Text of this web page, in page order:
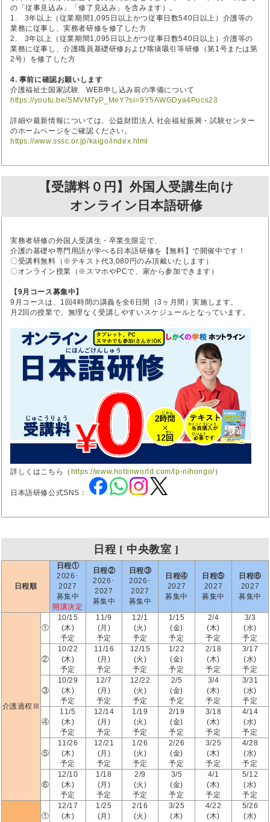
の「従事見込み」「修了見込み」を含みます）。
1. 3年以上（従業期間1,095日以上かつ従事日数540日以上）介護等の
業務に従事し、実務者研修を修了した方
2. 3年以上（従業期間1,095日以上かつ従事日数540日以上）介護等の
業務に従事し、介護職員基礎研修および喀痰吸引等研修（第1号または第
2号）を修了した方
4. 事前に確認お願いします
介護福祉士国家試験 WEB申し込み前の準備について
https://youtu.be/SMVMTyP_MeY?si=9Y5AWGDya4Pocs23
詳細や最新情報については、公益財団法人 社会福祉振興・試験センター
のホームページをご確認ください。
https://www.sssc.or.jp/kaigo/index.html
【受講料０円】外国人受講生向け
オンライン日本語研修
実務者研修の外国人受講生・卒業生限定で、
介護の基礎や専門用語が学べる日本語研修を【無料】で開催中です！
〇受講料無料（※テキスト代3,080円のみ頂戴いたします）
〇オンライン授業（※スマホやPCで、家から参加できます）
【9月コース募集中】
9月コースは、1回4時間の講義を全6日間（3ヶ月間）実施します。
月2回の授業で、無理なく受講しやすいスケジュールとなっています。
詳しくはこちら（ https://www.hotlinworld.com/lp-nihongo/）
日本語研修公式SNS：
日程 [ 中央教室 ]
日程順
日程①
2026･
2027
募集中
開講決定
日程②
2026･
2027
募集中
日程③
2026･
2027
募集中
日程④
2027
募集中
日程⑤
2027
募集中
日程⑥
2027
募集中
介護過程Ⅲ
①
10/15
(木)
予定
11/9
(月)
予定
12/1
(火)
予定
1/15
(金)
予定
2/4
(木)
予定
3/3
(水)
予定
②
10/22
(木)
予定
11/16
(月)
予定
12/15
(火)
予定
1/22
(金)
予定
2/18
(木)
予定
3/17
(水)
予定
③
10/29
(木)
予定
12/7
(月)
予定
12/22
(火)
予定
2/5
(金)
予定
3/4
(木)
予定
3/31
(水)
予定
④
11/5
(木)
予定
12/14
(月)
予定
1/19
(火)
予定
2/19
(金)
予定
3/18
(木)
予定
4/14
(水)
予定
⑤
11/26
(木)
予定
12/21
(月)
予定
1/26
(火)
予定
2/26
(金)
予定
3/25
(木)
予定
4/28
(水)
予定
⑥
12/10
(木)
予定
1/18
(月)
予定
2/9
(火)
予定
3/5
(金)
予定
4/1
(木)
予定
5/12
(水)
予定
①
12/17
(木)
1/25
(月)
2/16
(火)
3/25
(木)
4/22
(木)
5/26
(水)